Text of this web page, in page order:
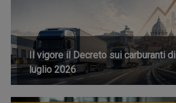
Il vigore il Decreto sui carburanti di
luglio 2026